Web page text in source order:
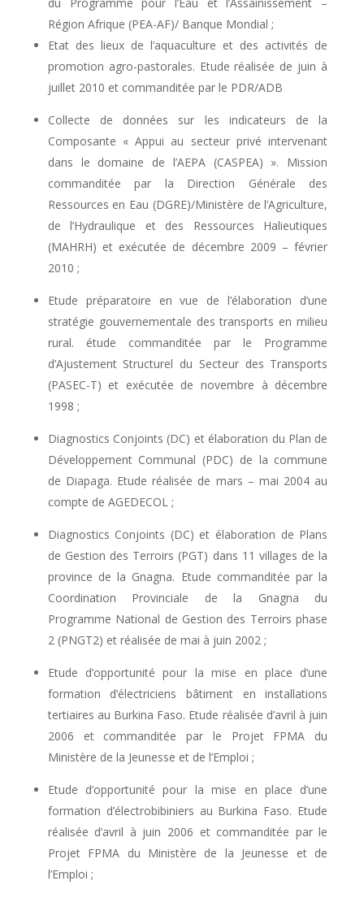
Région Afrique (PEA-AF)/ Banque Mondial ;
Etat des lieux de l’aquaculture et des activités de
promotion agro-pastorales. Etude réalisée de juin à
juillet 2010 et commanditée par le PDR/ADB
Collecte de données sur les indicateurs de la
Composante « Appui au secteur privé intervenant
dans le domaine de l’AEPA (CASPEA) ». Mission
commanditée par la Direction Générale des
Ressources en Eau (DGRE)/Ministère de l’Agriculture,
de l’Hydraulique et des Ressources Halieutiques
(MAHRH) et exécutée de décembre 2009 – février
2010 ;
Etude préparatoire en vue de l’élaboration d’une
stratégie gouvernementale des transports en milieu
rural. étude commanditée par le Programme
d’Ajustement Structurel du Secteur des Transports
(PASEC-T) et exécutée de novembre à décembre
1998 ;
Diagnostics Conjoints (DC) et élaboration du Plan de
Développement Communal (PDC) de la commune
de Diapaga. Etude réalisée de mars – mai 2004 au
compte de AGEDECOL ;
Diagnostics Conjoints (DC) et élaboration de Plans
de Gestion des Terroirs (PGT) dans 11 villages de la
province de la Gnagna. Etude commanditée par la
Coordination Provinciale de la Gnagna du
Programme National de Gestion des Terroirs phase
2 (PNGT2) et réalisée de mai à juin 2002 ;
Etude d’opportunité pour la mise en place d’une
formation d’électriciens bâtiment en installations
tertiaires au Burkina Faso. Etude réalisée d’avril à juin
2006 et commanditée par le Projet FPMA du
Ministère de la Jeunesse et de l’Emploi ;
Etude d’opportunité pour la mise en place d’une
formation d’électrobibiniers au Burkina Faso. Etude
réalisée d’avril à juin 2006 et commanditée par le
Projet FPMA du Ministère de la Jeunesse et de
l’Emploi ;